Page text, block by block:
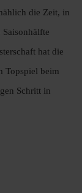
die Zeit, in
hat die
Topspiel beim
Schritt in